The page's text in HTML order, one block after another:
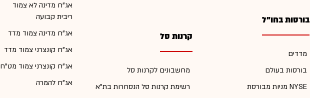
בורסות בחו"ל
מדדים
בורסות בעולם
מניות מבורסת NYSE
קרנות סל
מחשבונים לקרנות סל
רשימת קרנות סל הנסחרות בת"א
אג"ח מדינה לא צמוד
ריבית קבועה
אג"ח מדינה צמוד מדד
אג"ח קונצרני צמוד מדד
אג"ח קונצרני צמוד מט"ח
אג"ח להמרה